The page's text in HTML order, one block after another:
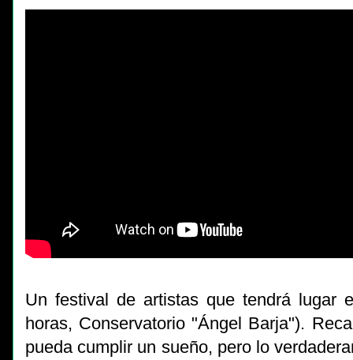
Un festival de artistas que tendrá lugar
horas, Conservatorio "Ángel Barja").
pueda cumplir un sueño, pero lo